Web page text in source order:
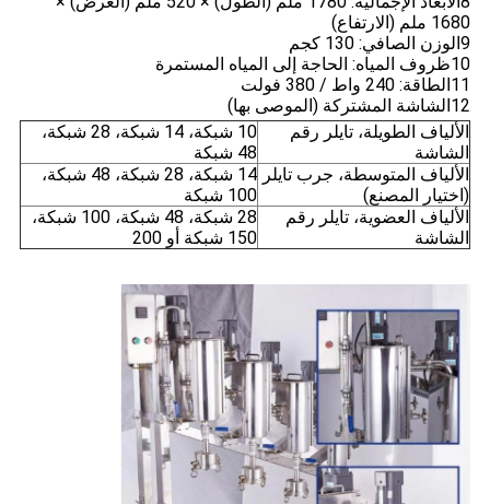
1680 ملم (الارتفاع)
9الوزن الصافي: 130 كجم
10ظروف المياه: الحاجة إلى المياه المستمرة
11الطاقة: 240 واط / 380 فولت
12الشاشة المشتركة (الموصى بها)
الألياف الطويلة، تايلر رقم
الشاشة
10 شبكة، 14 شبكة، 28 شبكة،
48 شبكة
الألياف المتوسطة، جرب تايلر
(اختيار المصنع)
14 شبكة، 28 شبكة، 48 شبكة،
100 شبكة
الألياف العضوية، تايلر رقم
الشاشة
28 شبكة، 48 شبكة، 100 شبكة،
150 شبكة أو 200